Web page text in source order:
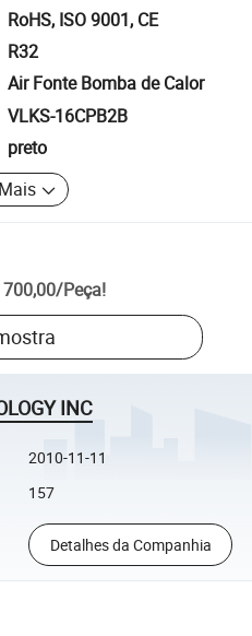
RoHS, ISO 9001, CE
R32
Air Fonte Bomba de Calor
VLKS-16CPB2B
preto
/Peça!
INC
2010-11-11
157
Detalhes da Companhia